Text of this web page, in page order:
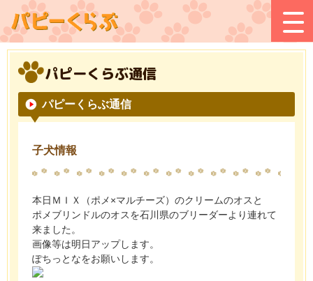
パピーくらぶ通信
パピーくらぶ通信
子犬情報
本日ＭＩＸ（ポメ×マルチーズ）のクリームのオスと
ポメブリンドルのオスを石川県のブリーダーより連れて
来ました。
画像等は明日アップします。
ぽちっとなをお願いします。